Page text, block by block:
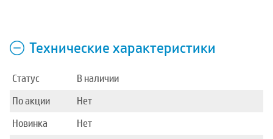
Технические характеристики
Статус
В наличии
По акции
Нет
Новинка
Нет